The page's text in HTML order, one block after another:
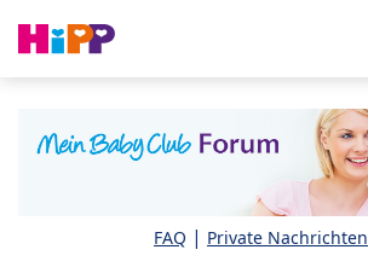
FAQ | Private Nachrichten